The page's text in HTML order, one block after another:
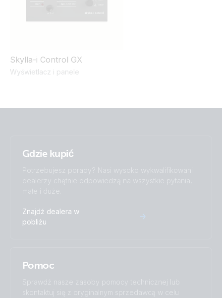
Skylla-i Control GX
Wyświetlacz i panele
Gdzie kupić
Potrzebujesz porady? Nasi wysoko wykwalifikowani
dealerzy chętnie odpowiedzą na wszystkie pytania,
małe i duże.
Znajdź dealera w
pobliżu
Pomoc
Sprawdź nasze zasoby pomocy technicznej lub
skontaktuj się z oryginalnym sprzedawcą w celu